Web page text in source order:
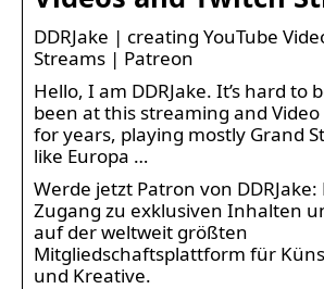
DDRJake | creating YouTube
Streams | Patreon
Hello, I am DDRJake. It’s hard to
been at this streaming and
for years, playing mostly Grand
like Europa …
Werde jetzt Patron von DDRJake:
Zugang zu exklusiven Inhalten
auf der weltweit größten
Mitgliedschaftsplattform für
und Kreative.